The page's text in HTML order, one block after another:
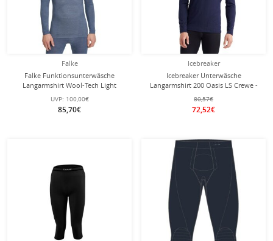
Falke
Falke Funktionsunterwäsche
Langarmshirt Wool-Tech Light
(feinste Merinowolle) blau Herren
UVP: 100,00€
85,70€
Icebreaker
Icebreaker Unterwäsche
Langarmshirt 200 Oasis LS Crewe -
Merinowolle, enganliegend -
navyblau Herren
80,57€
72,52€